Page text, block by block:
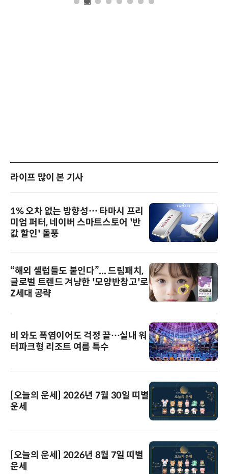
라이프 많이 본 기사
1% 오차 없는 방향성… 타마시 프리
미엄 퍼터, 네이버 스마트스토어 '반
값 할인' 돌풍
“해외 셀럽들도 붙인다”... 드림패치,
글로벌 트렌드 겨냥한 '모양반창고'로
Z세대 공략
비 와도 폭염이어도 걱정 끝…실내 워
터파크형 리조트 여름 특수
[오늘의 운세] 2026년 7월 30일 띠별
운세
[오늘의 운세] 2026년 8월 7일 띠별
운세